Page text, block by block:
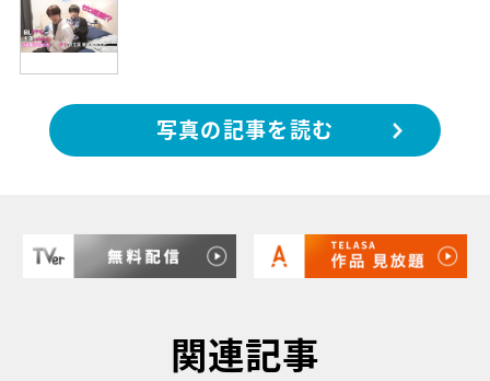
写真の記事を読む
関連記事